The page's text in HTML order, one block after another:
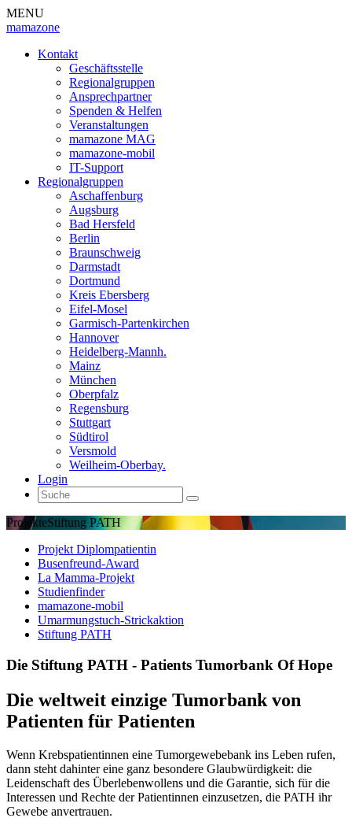
MENU
mamazone
Kontakt
Geschäftsstelle
Regionalgruppen
Ansprechpartner
Spenden & Helfen
Veranstaltungen
mamazone MAG
mamazone-mobil
IT-Support
Regionalgruppen
Aschaffenburg
Augsburg
Bad Hersfeld
Berlin
Braunschweig
Darmstadt
Dortmund
Kreis Ebersberg
Eifel-Mosel
Garmisch-Partenkirchen
Hannover
Heidelberg-Mannh.
Mainz
München
Oberpfalz
Regensburg
Stuttgart
Südtirol
Versmold
Weilheim-Oberbay.
Login
ProjekteStiftung PATH
Projekt Diplompatientin
Busenfreund-Award
La Mamma-Projekt
Studienfinder
mamazone-mobil
Umarmungstuch-Strickaktion
Stiftung PATH
Die Stiftung PATH - Patients Tumorbank Of Hope
Die weltweit einzige Tumorbank von
Patienten für Patienten
Wenn Krebspatientinnen eine Tumorgewebebank ins Leben rufen,
dann steht dahinter eine ganz besondere Glaubwürdigkeit: die
Leidenschaft des Überlebenwollens und die Garantie, sich für die
Interessen und Rechte der Patientinnen einzusetzen, die PATH ihr
Gewebe anvertrauen.